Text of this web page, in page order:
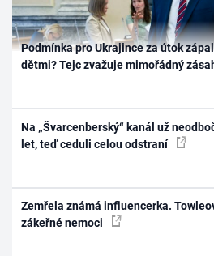
Podmínka pro Ukrajince za útok
dětmi? Tejc zvažuje mimořádný
Na „Švarcenberský“ kanál už
let, teď ceduli celou odstraní
Zemřela známá influencerka.
zákeřné nemoci